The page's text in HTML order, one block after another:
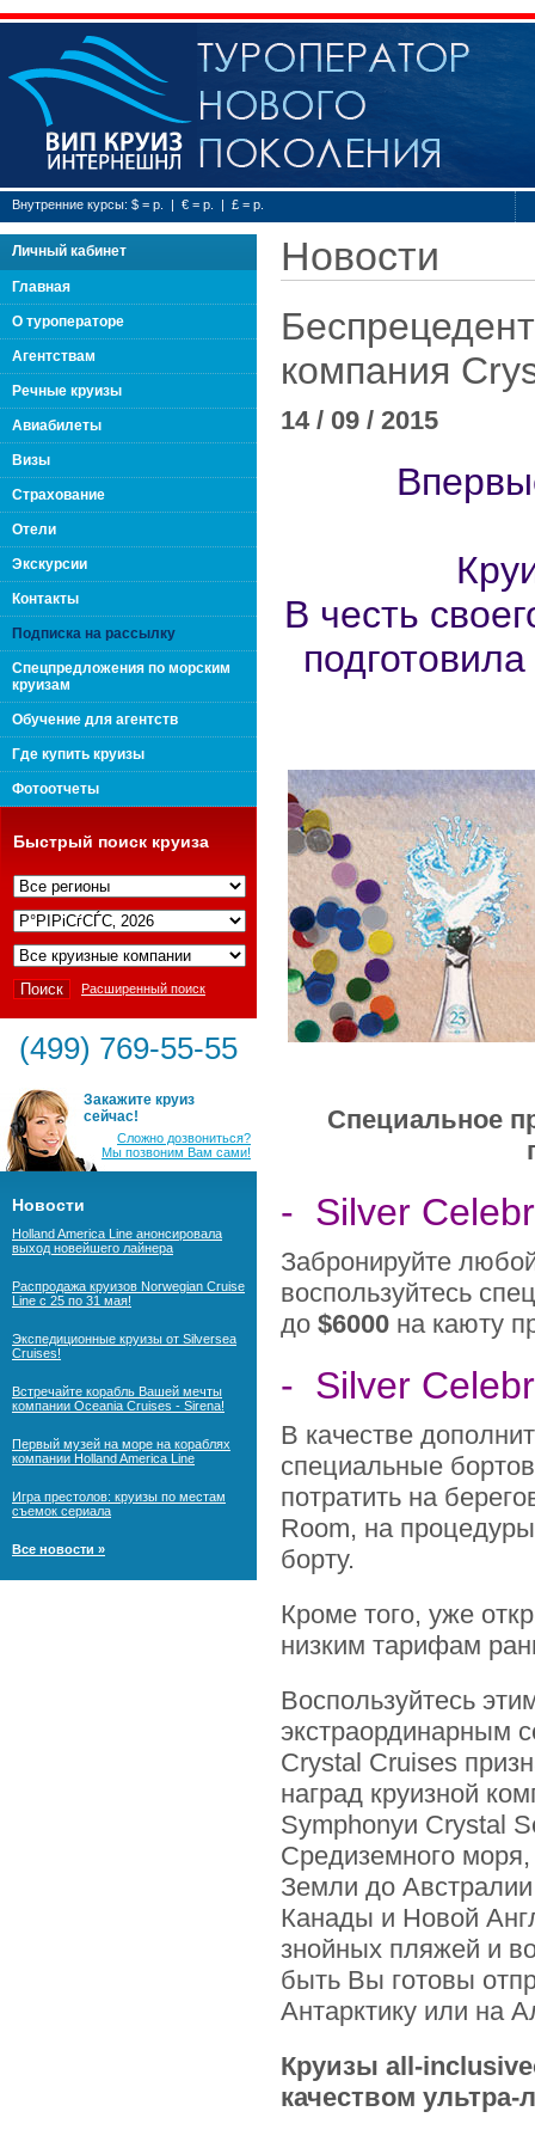
Туроператор нового
поколения "Вип Круиз
Интернешнл"
Внутренние курсы: $ = р. | € = р. | £ = р.
Личный кабинет
Главная
О туроператоре
Агентствам
Речные круизы
Авиабилеты
Визы
Страхование
Отели
Экскурсии
Контакты
Подписка на рассылку
Спецпредложения по морским
круизам
Обучение для агентств
Где купить круизы
Фотоотчеты
Быстрый поиск круиза
Расширенный поиск
(499) 769-55-55
Закажите круиз
сейчас!
Сложно дозвониться?
Мы позвоним Вам сами!
Новости
Holland America Line анонсировала
выход новейшего лайнера
Распродажа круизов Norwegian Cruise
Line с 25 по 31 мая!
Экспедиционные круизы от Silversea
Cruises!
Встречайте корабль Вашей мечты
компании Oceania Cruises - Sirena!
Первый музей на море на кораблях
компании Holland America Line
Игра престолов: круизы по местам
съемок сериала
Все новости »
Новости
компания
14 / 09 / 2015
В честь
Специальное
- Silver
Забронируйте
воспользуйтесь
до $6000 на каюту
- Silver
В качестве
специальные
потратить на
Room, на
борту.
Кроме того, уже
низким тарифам
Воспользуйтесь
экстраординарным
Crystal Cruises
наград круизной
Symphonyи Crystal
Средиземного
Земли до
Канады и Новой
знойных пляжей и
быть Вы готовы
Антарктику или на
Круизы all-
качеством